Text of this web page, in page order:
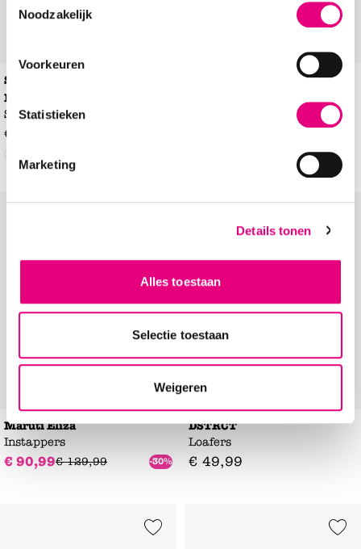
Noodzakelijk
Voorkeuren
Statistieken
Marketing
Details tonen
Alles toestaan
Selectie toestaan
Weigeren
Skechers Arch Fit Arcade
Meet Ya There
Sneakers
€
Maruti Eliza
Instappers
€ 90,99€ 129,99 -30%
DSTRCT
Loafers
€ 49,99
Add to Wishlist Add to